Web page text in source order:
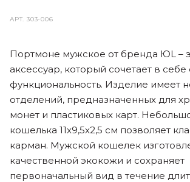
АРТ.303-006
Портмоне мужское от бренда ЮL –
аксессуар, который сочетает в себе
функциональность. Изделие имеет
отделений, предназначенных для
монет и пластиковых карт.
кошелька 11х9,5х2,5 см позволяет
карман. Мужской кошелек
качественной экокожи и сохраняет
первоначальный вид в течение